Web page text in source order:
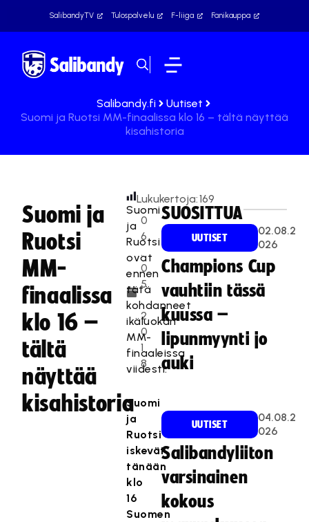
SalibandyTV Tulospalvelu F-liiga Fanikauppa
Salibandy.fi
Uutiset
Suomi ja Ruotsi MM-finaalissa klo 16 – tältä näyttää
kisahistoria
Suomi ja
Ruotsi
MM-
finaalissa
klo 16 –
tältä
näyttää
kisahistoria
0
6
.
0
5
.
2
0
1
8
Lukukertoja:169
Suomi
ja
Ruotsi
ovat
ennen
tätä
kohdanneet
ikäluokan
MM-
finaaleissa
viidesti.
Suomi
ja
Ruotsi
iskevät
tänään
klo
16
Suomen
SUOSITTUA
UUTISET
02.08.2
026
Champions Cup
vauhtiin tässä
kuussa –
lipunmyynti jo
auki
UUTISET
04.08.2
026
Salibandyliiton
varsinainen
kokous